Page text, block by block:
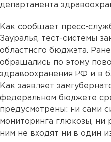
департамента
Как сообщает пресс-
Зауралья, тест-системы
областного бюджета.
обращались по этому
здравоохранения РФ и в
Как заявляет
федеральном бюджете
предусмотрены: ни сами
мониторинга глюкозы, ни
ним не входят ни в один